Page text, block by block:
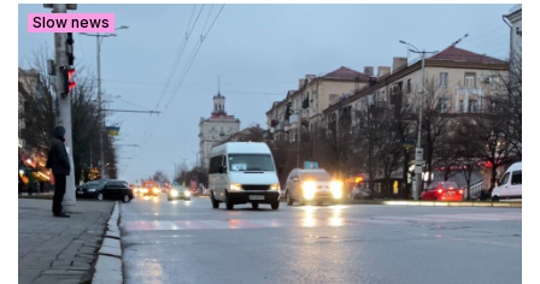
Slow news